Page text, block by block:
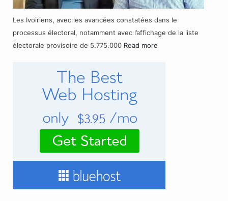
Les Ivoiriens, avec les avancées constatées dans le
processus électoral, notamment avec l’affichage de la liste
électorale provisoire de 5.775.000 Read more